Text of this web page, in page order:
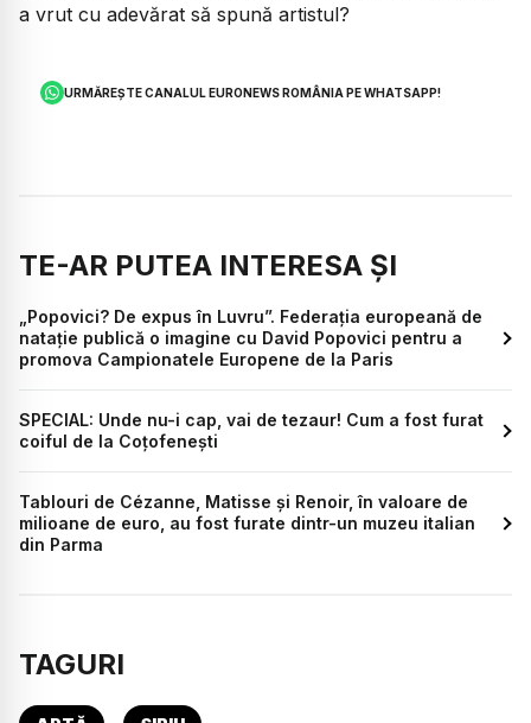
a vrut cu adevărat să spună artistul?
URMĂREȘTE CANALUL EURONEWS ROMÂNIA PE WHATSAPP!
TE-AR PUTEA INTERESA ȘI
„Popovici? De expus în Luvru”. Federația europeană de
natație publică o imagine cu David Popovici pentru a
promova Campionatele Europene de la Paris
SPECIAL: Unde nu-i cap, vai de tezaur! Cum a fost furat
coiful de la Coțofenești
Tablouri de Cézanne, Matisse și Renoir, în valoare de
milioane de euro, au fost furate dintr-un muzeu italian
din Parma
TAGURI